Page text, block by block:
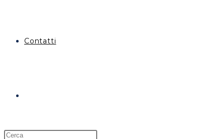
Contatti